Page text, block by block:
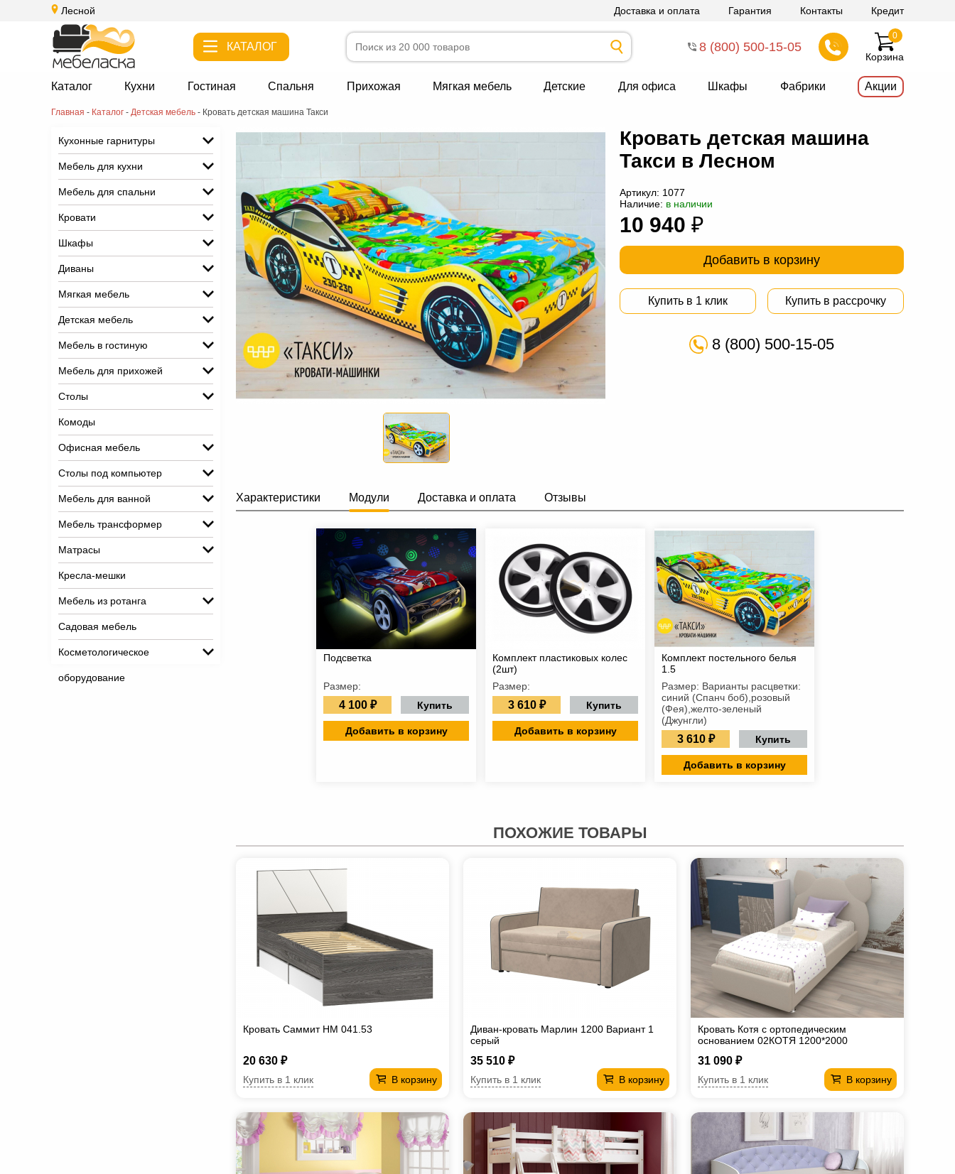
Лесной Доставка и оплата Гарантия Контакты Кредит
КАТАЛОГ 8 (800) 500-15-05
Корзина
0
Каталог Кухни Гостиная Спальня Прихожая Мягкая мебель Детские Для офиса Шкафы Фабрики Акции
Главная - Каталог - Детская мебель - Кровать детская машина Такси
Кухонные гарнитуры
Мебель для кухни
Мебель для спальни
Кровати
Шкафы
Диваны
Мягкая мебель
Детская мебель
Мебель в гостиную
Мебель для прихожей
Столы
Комоды
Офисная мебель
Столы под компьютер
Мебель для ванной
Мебель трансформер
Матрасы
Кресла-мешки
Мебель из ротанга
Садовая мебель
Косметологическое
оборудование
Кровать детская машина
Такси в Лесном
Артикул: 1077
Наличие: в наличии
10 940 ₽
Добавить в корзину
Купить в 1 клик Купить в рассрочку
8 (800) 500-15-05
Характеристики Модули Доставка и оплата Отзывы
Подсветка
Размер:
4 100 ₽ Купить
Добавить в корзину
Комплект пластиковых колес
(2шт)
Размер:
3 610 ₽ Купить
Добавить в корзину
Комплект постельного белья
1.5
Размер: Варианты расцветки:
синий (Спанч боб),розовый
(Фея),желто-зеленый
(Джунгли)
3 610 ₽ Купить
Добавить в корзину
ПОХОЖИЕ ТОВАРЫ
Кровать Саммит НМ 041.53
20 630 ₽
В корзину
Купить в 1 клик
Диван-кровать Марлин 1200 Вариант 1
серый
35 510 ₽
В корзину
Купить в 1 клик
Кровать Котя с ортопедическим
основанием 02КОТЯ 1200*2000
31 090 ₽
В корзину
Купить в 1 клик